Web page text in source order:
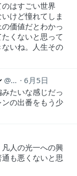
はすごい世界
けど憧れてしま
価値だとわかっ
くないと思って
いね。人生その
animeozy
6月5日
たいな感じだっ
の出番をもう少
人の光一への興
も悪くないと思